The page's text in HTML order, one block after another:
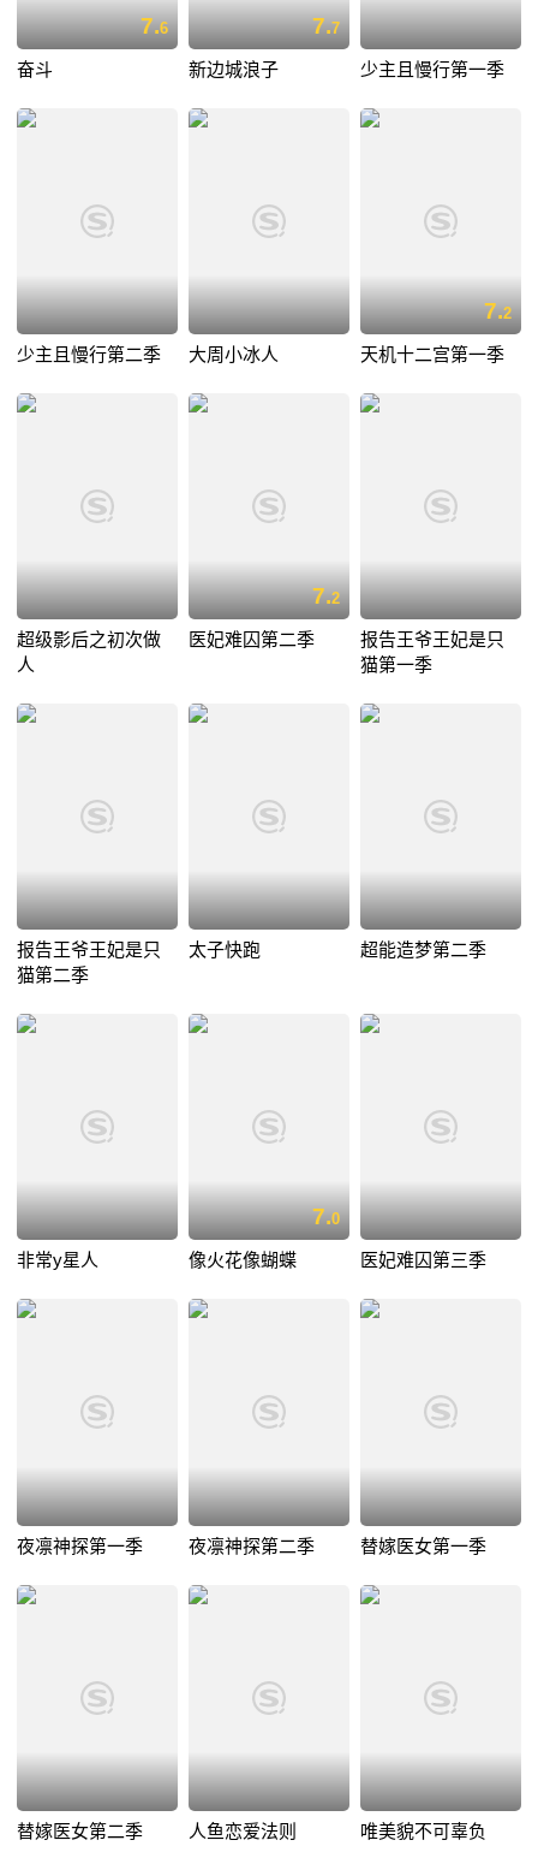
7.6
奋斗
7.7
新边城浪子 少主且慢行第一季
少主且慢行第二季 大周小冰人
7.2
天机十二宫第一季
超级影后之初次做
人
7.2
医妃难囚第二季
报告王爷王妃是只
猫第一季
报告王爷王妃是只
猫第二季
太子快跑 超能造梦第二季
非常y星人
7.0
像火花像蝴蝶 医妃难囚第三季
夜凛神探第一季 夜凛神探第二季 替嫁医女第一季
替嫁医女第二季 人鱼恋爱法则 唯美貌不可辜负